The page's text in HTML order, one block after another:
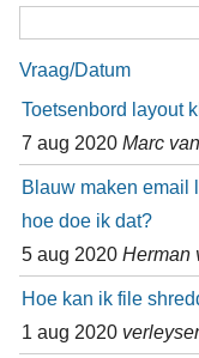
Vraag/Datum
Toetsenbord layout
7 aug 2020 Marc
Blauw maken email
hoe doe ik dat?
5 aug 2020 Herman
Hoe kan ik file
1 aug 2020